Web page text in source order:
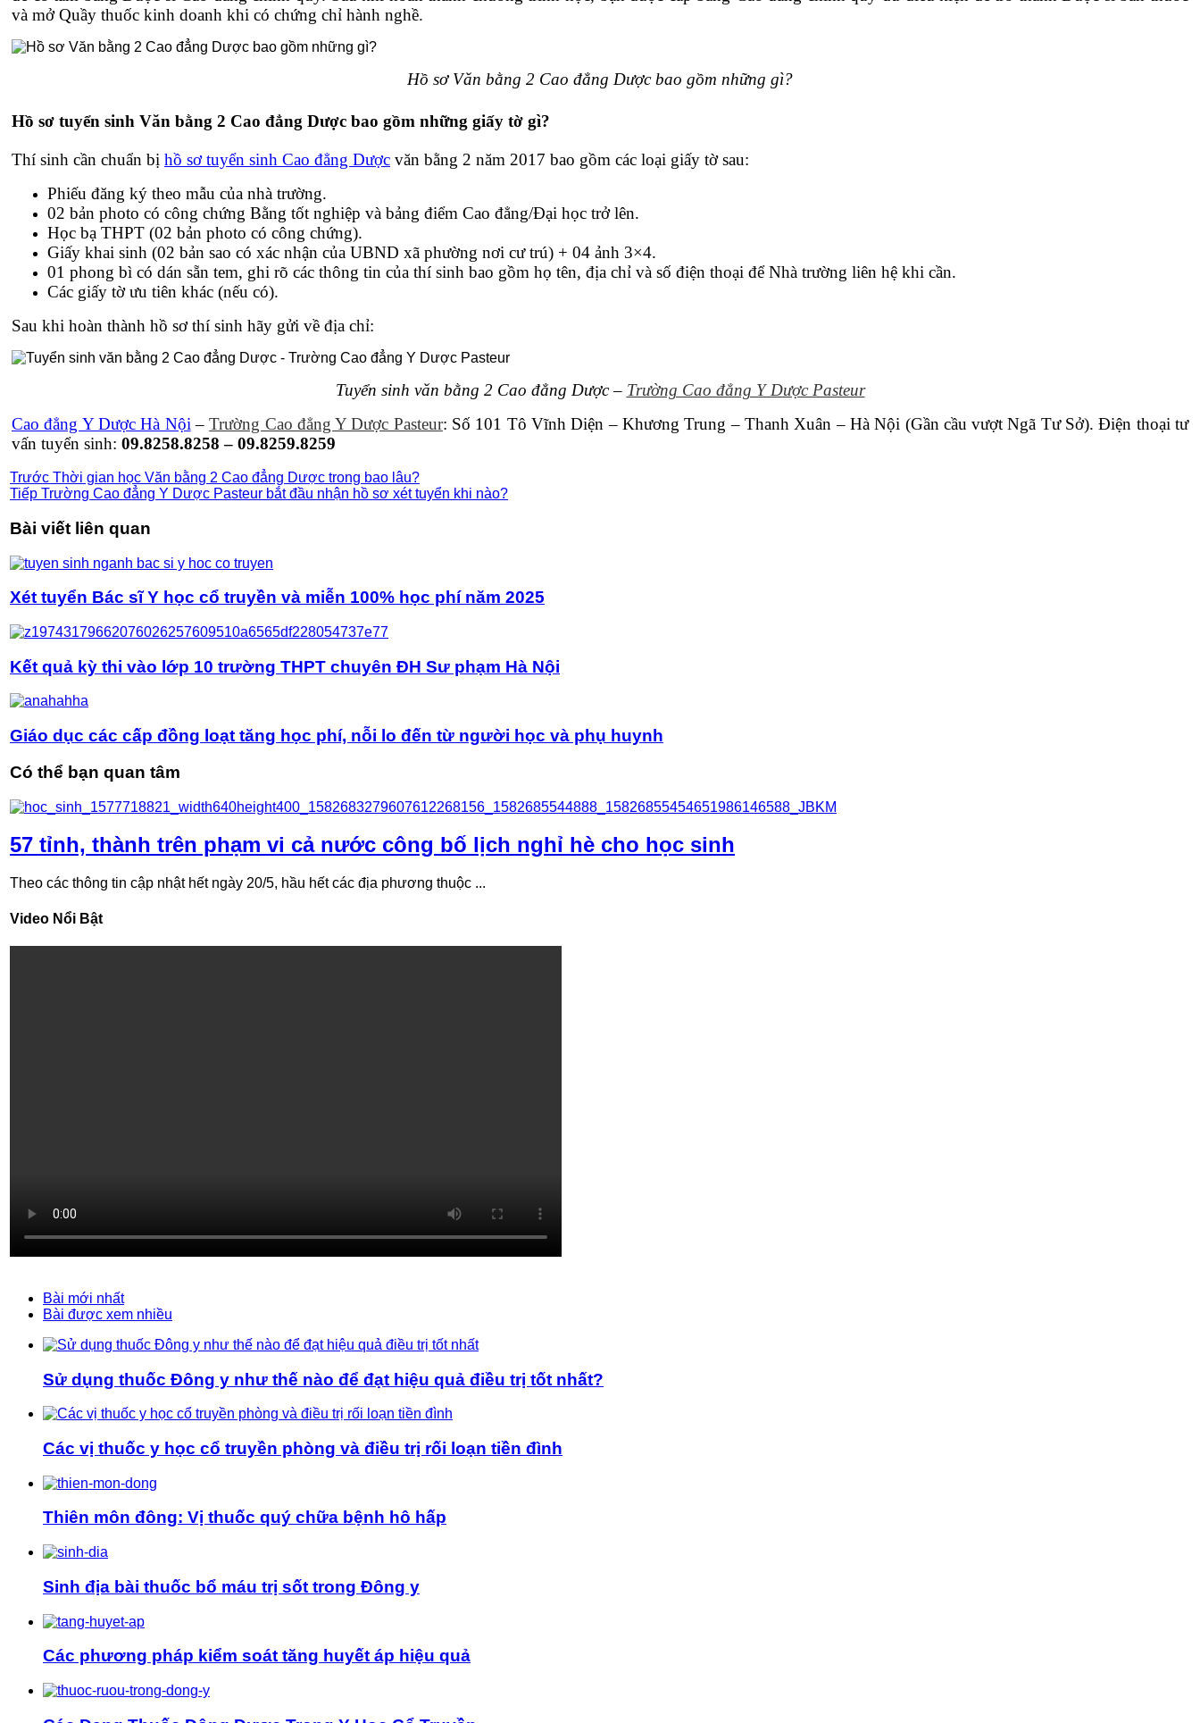
và mở Quầy thuốc kinh doanh khi có chứng chỉ hành nghề.
Hồ sơ Văn bằng 2 Cao đẳng Dược bao gồm những gì?
Hồ sơ tuyển sinh Văn bằng 2 Cao đẳng Dược bao gồm những giấy tờ gì?
Thí sinh cần chuẩn bị hồ sơ tuyển sinh Cao đẳng Dược văn bằng 2 năm 2017 bao gồm các loại giấy tờ sau:
Phiếu đăng ký theo mẫu của nhà trường.
02 bản photo có công chứng Bằng tốt nghiệp và bảng điểm Cao đẳng/Đại học trở lên.
Học bạ THPT (02 bản photo có công chứng).
Giấy khai sinh (02 bản sao có xác nhận của UBND xã phường nơi cư trú) + 04 ảnh 3×4.
01 phong bì có dán sẵn tem, ghi rõ các thông tin của thí sinh bao gồm họ tên, địa chỉ và số điện thoại để Nhà trường liên hệ khi cần.
Các giấy tờ ưu tiên khác (nếu có).
Sau khi hoàn thành hồ sơ thí sinh hãy gửi về địa chỉ:
Tuyển sinh văn bằng 2 Cao đẳng Dược – Trường Cao đẳng Y Dược Pasteur
Cao đẳng Y Dược Hà Nội –Trường Cao đẳng Y Dược Pasteur: Số 101 Tô Vĩnh Diện – Khương Trung – Thanh Xuân – Hà Nội (Gần cầu vượt Ngã Tư Sở). Điện thoại tư
vấn tuyển sinh: 09.8258.8258 – 09.8259.8259
Trước Thời gian học Văn bằng 2 Cao đẳng Dược trong bao lâu?
Tiếp Trường Cao đẳng Y Dược Pasteur bắt đầu nhận hồ sơ xét tuyển khi nào?
Bài viết liên quan
Xét tuyển Bác sĩ Y học cổ truyền và miễn 100% học phí năm 2025
Kết quả kỳ thi vào lớp 10 trường THPT chuyên ĐH Sư phạm Hà Nội
Giáo dục các cấp đồng loạt tăng học phí, nỗi lo đến từ người học và phụ huynh
Có thể bạn quan tâm
57 tỉnh, thành trên phạm vi cả nước công bố lịch nghỉ hè cho học sinh
Theo các thông tin cập nhật hết ngày 20/5, hầu hết các địa phương thuộc ...
Video Nổi Bật
Bài mới nhất
Bài được xem nhiều
Sử dụng thuốc Đông y như thế nào để đạt hiệu quả điều trị tốt nhất?
Các vị thuốc y học cổ truyền phòng và điều trị rối loạn tiền đình
Thiên môn đông: Vị thuốc quý chữa bệnh hô hấp
Sinh địa bài thuốc bổ máu trị sốt trong Đông y
Các phương pháp kiểm soát tăng huyết áp hiệu quả